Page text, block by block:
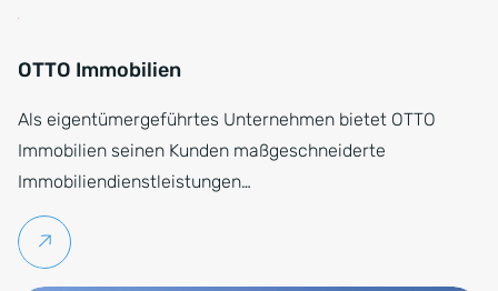
OTTO Immobilien
Als eigentümergeführtes Unternehmen bietet OTTO
Immobilien seinen Kunden maßgeschneiderte
Immobiliendienstleistungen…
Weiterlesen